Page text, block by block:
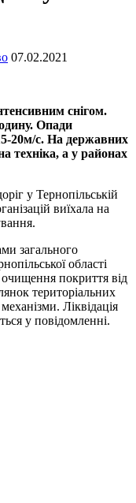
07.02.2021
снігом.
Опади
20м/с. На державних
техніка, а у районах
у Тернопільській
виїхала на
загального
області
покриття від
територіальних
Ліквідація
у повідомленні.